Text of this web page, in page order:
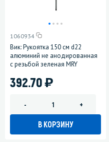
1060934
Вик: Рукоятка 150 см d22
алюминий не анодированная
с резьбой зеленая MRY
392.70)
- +
В КОРЗИНУ